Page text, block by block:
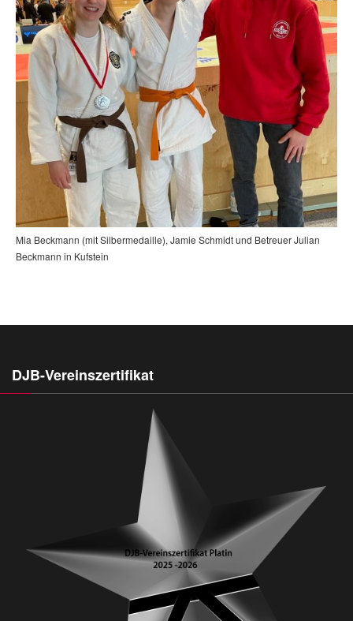
Mia Beckmann (mit Silbermedaille), Jamie Schmidt und Betreuer Julian
Beckmann in Kufstein
DJB-Vereinszertifikat